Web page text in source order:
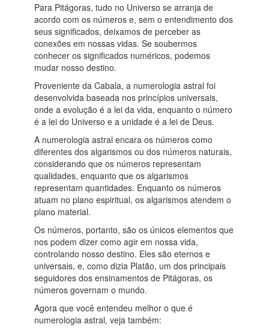
Para Pitágoras, tudo no Universo se arranja de
acordo com os números e, sem o entendimento dos
seus significados, deixamos de perceber as
conexões em nossas vidas. Se soubermos
conhecer os significados numéricos, podemos
mudar nosso destino.
Proveniente da Cabala, a numerologia astral foi
desenvolvida baseada nos princípios universais,
onde a evolução é a lei da vida, enquanto o número
é a lei do Universo e a unidade é a lei de Deus.
A numerologia astral encara os números como
diferentes dos algarismos ou dos números naturais,
considerando que os números representam
qualidades, enquanto que os algarismos
representam quantidades. Enquanto os números
atuam no plano espiritual, os algarismos atendem o
plano material.
Os números, portanto, são os únicos elementos que
nos podem dizer como agir em nossa vida,
controlando nosso destino. Eles são eternos e
universais, e, como dizia Platão, um dos principais
seguidores dos ensinamentos de Pitágoras, os
números governam o mundo.
Agora que você entendeu melhor o que é
numerologia astral, veja também: